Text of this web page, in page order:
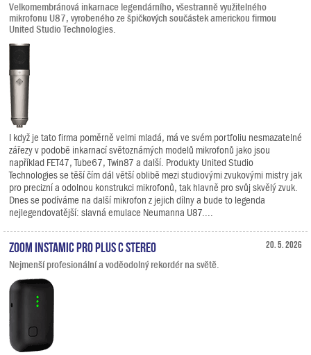
Velkomembránová inkarnace legendárního, všestranně využitelného
mikrofonu U87, vyrobeného ze špičkových součástek americkou firmou
United Studio Technologies.
I když je tato firma poměrně velmi mladá, má ve svém portfoliu nesmazatelné
zářezy v podobě inkarnací světoznámých modelů mikrofonů jako jsou
například FET47, Tube67, Twin87 a další. Produkty United Studio
Technologies se těší čím dál větší oblibě mezi studiovými zvukovými mistry jak
pro precizní a odolnou konstrukci mikrofonů, tak hlavně pro svůj skvělý zvuk.
Dnes se podíváme na další mikrofon z jejich dílny a bude to legenda
nejlegendovatější: slavná emulace Neumanna U87....
20. 5. 2026
Zoom Instamic Pro Plus C Stereo
Nejmenší profesionální a voděodolný rekordér na světě.